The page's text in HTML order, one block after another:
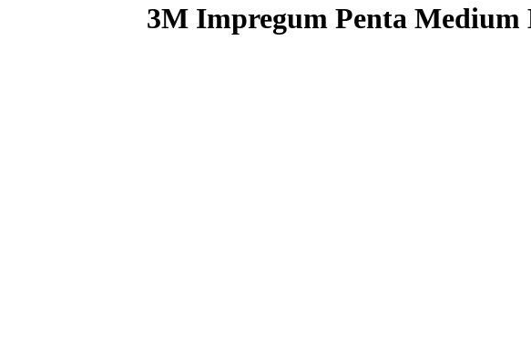
3M Impregum Penta Medium